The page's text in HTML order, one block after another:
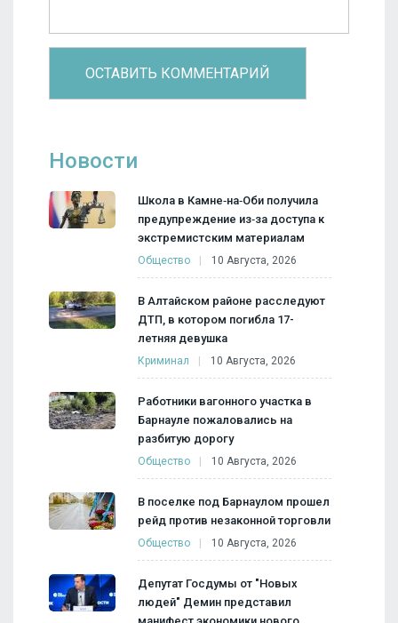
Новости
Школа в Камне‑на‑Оби получила
предупреждение из‑за доступа к
экстремистским материалам
Общество 10 Августа, 2026
В Алтайском районе расследуют
ДТП, в котором погибла 17-
летняя девушка
Криминал 10 Августа, 2026
Работники вагонного участка в
Барнауле пожаловались на
разбитую дорогу
Общество 10 Августа, 2026
В поселке под Барнаулом прошел
рейд против незаконной торговли
Общество 10 Августа, 2026
Депутат Госдумы от "Новых
людей" Демин представил